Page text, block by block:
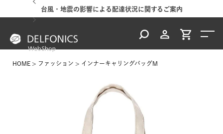
台風・地震の影響による配達状況に関するご案内
HOME ファッション インナーキャリングバッグM